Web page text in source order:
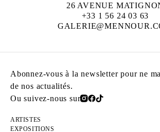
26 AVENUE
+33 1 56 24 03 63
Abonnez-vous à la newsletter pour ne
de nos actualités.
Ou suivez-nous sur
ARTISTES
EXPOSITIONS